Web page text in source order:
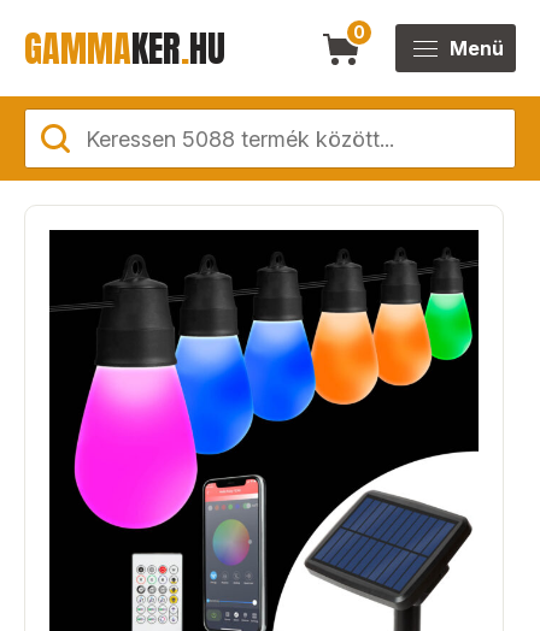
GAMMAKER.HU 0
Menü